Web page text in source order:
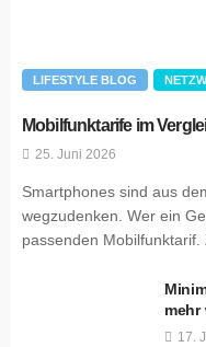
LIFESTYLE BLOG
Mobilfunktarife im
25. Juni 2026
Smartphones sind aus
wegzudenken. Wer ein
passenden Mobilfunktarif.
mehr
17.